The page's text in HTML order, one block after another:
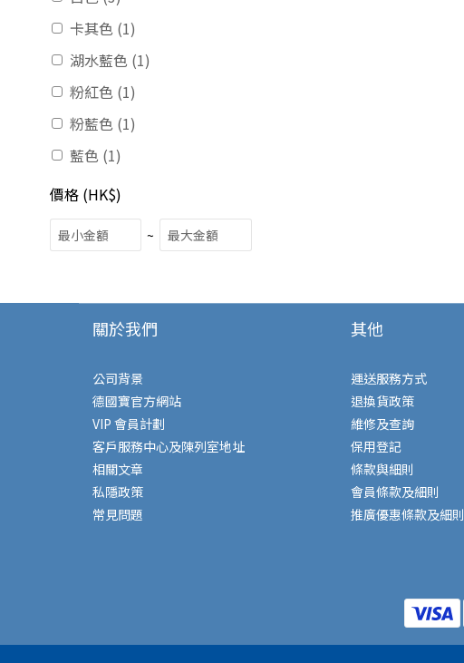
卡其色 (1)
湖水藍色 (1)
粉紅色 (1)
粉藍色 (1)
藍色 (1)
價格 (HK$)
~
關於我們
公司背景
德國寶官方網站
VIP 會員計劃
客戶服務中心及陳列室地址
相關文章
私隱政策
常見問題
其他
運送服務方式
退換貨政策
維修及查詢
保用登記
條款與細則
會員條款及細則
推廣優惠條款及細則